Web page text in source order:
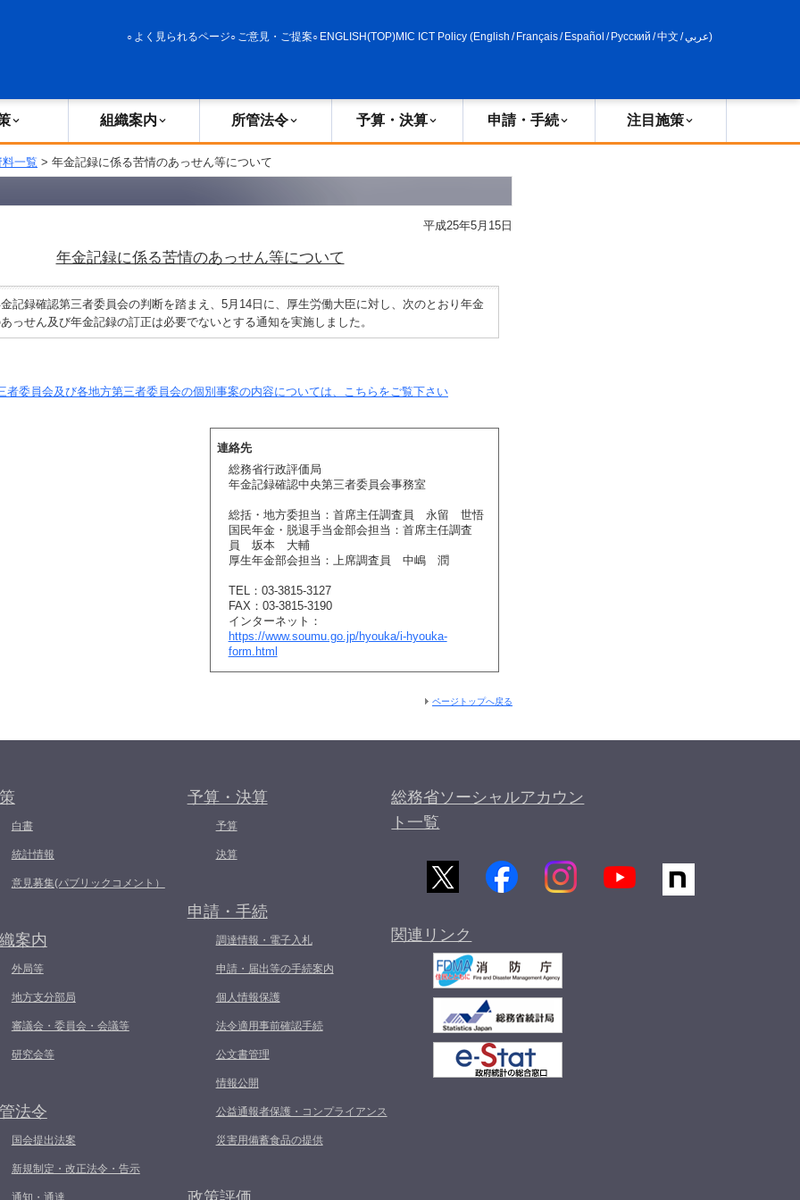
よく見られるページ ご意見・ご提案 ENGLISH(TOP)MIC ICT Policy (English / Français/ Español / Русский /中文 /عربي)
組織案内 所管法令 予算・決算 申請・手続 注目施策
一覧 > 年金記録に係る苦情のあっせん等について
平成25年5月15日
年金記録に係る苦情のあっせん等について
記録確認第三者委員会の判断を踏まえ、5月14日に、厚生労働大臣に対し、次のとおり年金
っせん及び年金記録の訂正は必要でないとする通知を実施しました。
者委員会及び各地方第三者委員会の個別事案の内容については、こちらをご覧下さい
連絡先
総務省行政評価局
年金記録確認中央第三者委員会事務室
総括・地方委担当：首席主任調査員 永留 世悟
国民年金・脱退手当金部会担当：首席主任調査
員 坂本 大輔
厚生年金部会担当：上席調査員 中嶋 潤
TEL：03-3815-3127
FAX：03-3815-3190
インターネット：
https://www.soumu.go.jp/hyouka/i-hyouka-
form.html
ページトップへ戻る
白書
統計情報
意見募集(パブリックコメント）
案内
外局等
地方支分部局
審議会・委員会・会議等
研究会等
法令
国会提出法案
新規制定・改正法令・告示
通知・通達
予算・決算
予算
決算
申請・手続
調達情報・電子入札
申請・届出等の手続案内
個人情報保護
法令適用事前確認手続
公文書管理
情報公開
公益通報者保護・コンプライアンス
災害用備蓄食品の提供
総務省ソーシャルアカウン
ト一覧
関連リンク